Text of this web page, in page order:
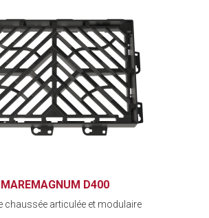
MAREMAGNUM D400
chaussée articulée et modulaire